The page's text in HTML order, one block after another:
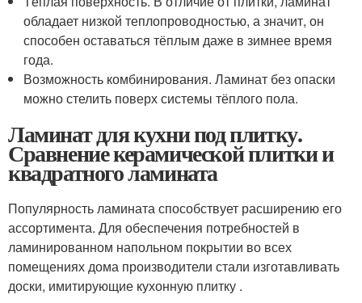
обладает низкой теплопроводностью, а значит, он
способен оставаться тёплым даже в зимнее время
года.
Возможность комбинирования. Ламинат без опаски
можно стелить поверх системы тёплого пола.
Ламинат для кухни под плитку.
Сравнение керамической плитки и
квадратного ламината
Популярность ламината способствует расширению его
ассортимента. Для обеспечения потребностей в
ламинированном напольном покрытии во всех
помещениях дома производители стали изготавливать
доски, имитирующие кухонную плитку .